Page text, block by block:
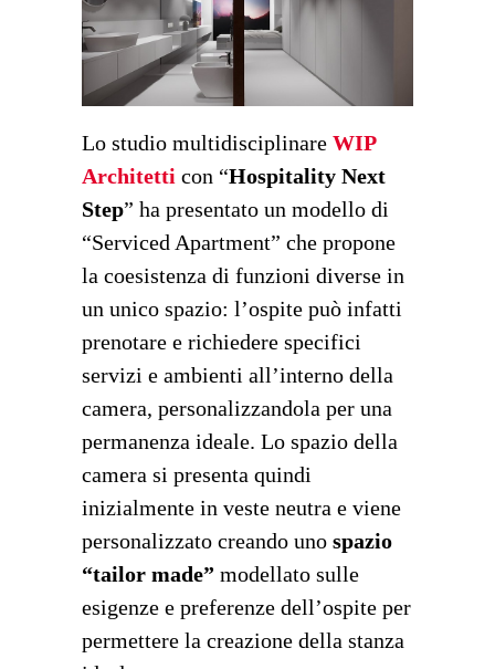
Lo studio multidisciplinare WIP
Architetti con “Hospitality Next
Step” ha presentato un modello di
“Serviced Apartment” che propone
la coesistenza di funzioni diverse in
un unico spazio: l’ospite può infatti
prenotare e richiedere specifici
servizi e ambienti all’interno della
camera, personalizzandola per una
permanenza ideale. Lo spazio della
camera si presenta quindi
inizialmente in veste neutra e viene
personalizzato creando uno spazio
“tailor made” modellato sulle
esigenze e preferenze dell’ospite per
permettere la creazione della stanza